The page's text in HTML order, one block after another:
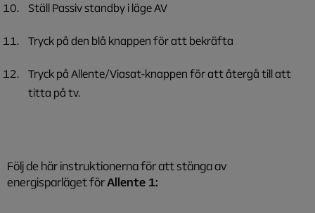
Ställ Passiv standby i läge AV
Tryck på den blå knappen för att bekräfta
Tryck på Allente/Viasat-knappen för att återgå till att
titta på tv.
Följ de här instruktionerna för att stänga av
energisparläget förAllente 1: